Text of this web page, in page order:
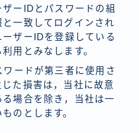
ーIDとパスワードの組
一致してログインされ
ザーIDを登録している
用とみなします。
ードが第三者に使用さ
た損害は，当社に故意
場合を除き，当社は一
のとします。